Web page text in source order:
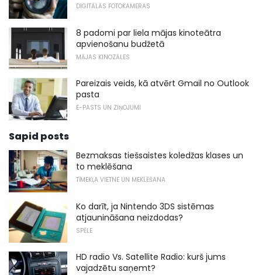
DIGITĀLĀS FOTOKAMERAS
8 padomi par liela mājas kinoteātra
apvienošanu budžetā
MĀJAS KINOZĀLES
Pareizais veids, kā atvērt Gmail no Outlook
pasta
E-PASTS UN ZIŅOJUMI
Sapid posts
Bezmaksas tiešsaistes koledžas klases un
to meklēšana
TĪMEKĻA VIETNE UN MEKLĒŠANA
Ko darīt, ja Nintendo 3DS sistēmas
atjaunināšana neizdodas?
SPĒLE
HD radio Vs. Satellite Radio: kurš jums
vajadzētu saņemt?